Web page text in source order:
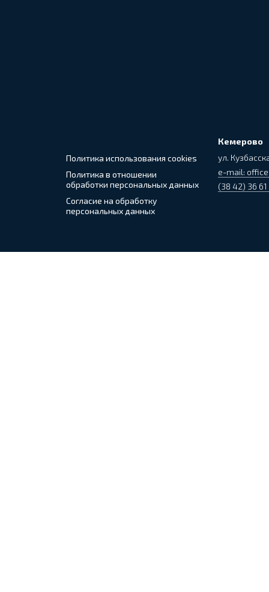
Политика использования cookies
Политика в отношении
обработки персональных данных
Согласие на обработку
персональных данных
Кемерово
ул.
e-mail:
(38 42) 36